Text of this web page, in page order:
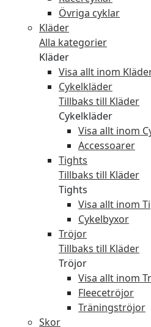
Övriga cyklar
Kläder
Alla kategorier
Kläder
Visa allt inom
Cykelkläder
Tillbaks till Kläder
Cykelkläder
Visa allt inom
Accessoarer
Tights
Tillbaks till Kläder
Tights
Visa allt inom
Cykelbyxor
Tröjor
Tillbaks till Kläder
Tröjor
Visa allt inom
Fleecetröjor
Träningströjor
Skor